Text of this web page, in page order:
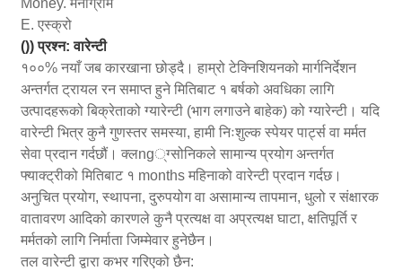
Money. मनीग्राम
E. एस्क्रो
()) प्रश्न: वारेन्टी
१००% नयाँ जब कारखाना छोड्दै। हाम्रो टेक्निशियनको मार्गनिर्देशन
अन्तर्गत ट्रायल रन समाप्त हुने मितिबाट १ बर्षको अवधिका लागि
उत्पादहरूको बिक्रेताको ग्यारेन्टी (भाग लगाउने बाहेक) को ग्यारेन्टी। यदि
वारेन्टी भित्र कुनै गुणस्तर समस्या, हामी निःशुल्क स्पेयर पार्ट्स वा मर्मत
सेवा प्रदान गर्दछौं। क्लng्ग्सोनिकले सामान्य प्रयोग अन्तर्गत
फ्याक्ट्रीको मितिबाट १ months महिनाको वारेन्टी प्रदान गर्दछ।
अनुचित प्रयोग, स्थापना, दुरुपयोग वा असामान्य तापमान, धुलो र संक्षारक
वातावरण आदिको कारणले कुनै प्रत्यक्ष वा अप्रत्यक्ष घाटा, क्षतिपूर्ति र
मर्मतको लागि निर्माता जिम्मेवार हुनेछैन।
तल वारेन्टी द्वारा कभर गरिएको छैन: